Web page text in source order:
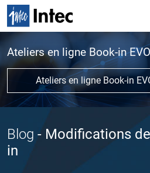
Ateliers en ligne Book-in
Ateliers en ligne Book-in
Blog - Modifications
in